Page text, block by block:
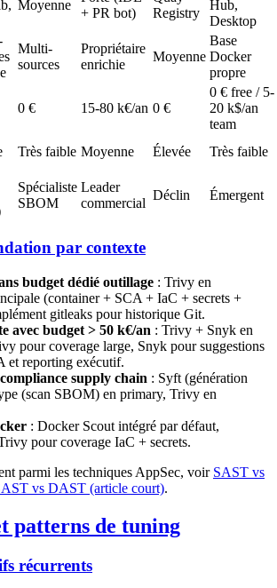
Moyenne
+ PR bot)
Registry
Hub,
Desktop
Multi-
sources
Propriétaire
enrichie
Moyenne
Base
Docker
propre
0 € 15-80 k€/an 0 €
0 € free / 5-
20 k$/an
team
Très faible Moyenne Élevée Très faible
Spécialiste
SBOM
Leader
commercial
Déclin Émergent
par contexte
budget dédié outillage : Trivy en
(container + SCA + IaC + secrets +
gitleaks pour historique Git.
avec budget > 50 k€/an : Trivy + Snyk en
pour coverage large, Snyk pour suggestions
et reporting exécutif.
supply chain : Syft (génération
(scan SBOM) en primary, Trivy en
: Docker Scout intégré par défaut,
pour coverage IaC + secrets.
parmi les techniques AppSec, voir SAST vs
vs DAST (article court).
patterns de tuning
récurrents